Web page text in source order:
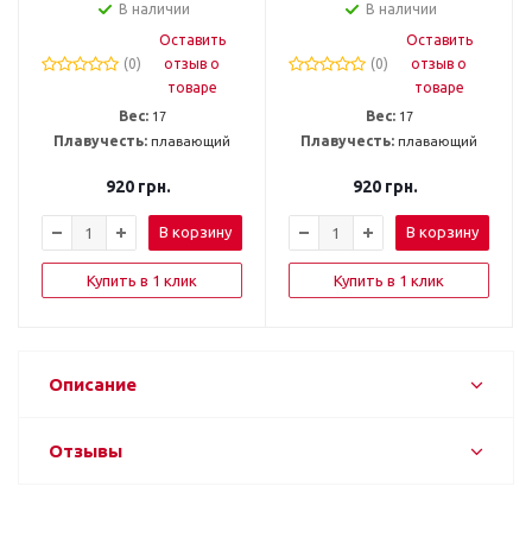
В наличии
(0)
Оставить
отзыв о
товаре
Вес: 17
Плавучесть: плавающий
920грн.
В корзину
Купить в 1 клик
В наличии
(0)
Оставить
отзыв о
товаре
Вес: 17
Плавучесть: плавающий
920грн.
В корзину
Купить в 1 клик
Описание
Отзывы